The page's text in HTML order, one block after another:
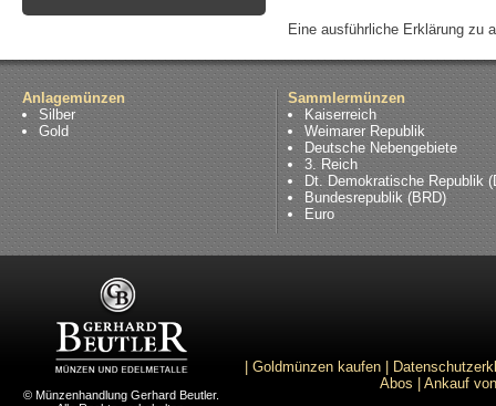
Eine ausführliche Erklärung zu
Anlagemünzen
Silber
Gold
Sammlermünzen
Kaiserreich
Weimarer Republik
Deutsche Nebengebiete
3. Reich
Dt. Demokratische Republik
Bundesrepublik (BRD)
Euro
© Münzenhandlung Gerhard Beutler.
Goldmünzen kaufen
Abos
Ankauf